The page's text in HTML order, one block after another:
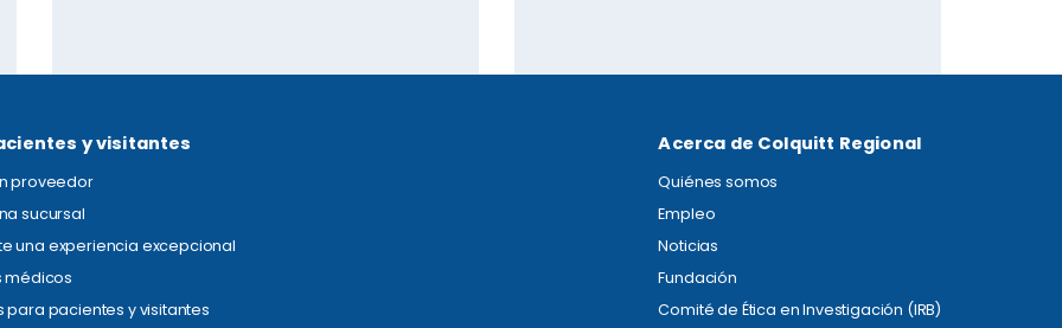
y visitantes
proveedor
sucursal
una experiencia excepcional
médicos
para pacientes y visitantes
Acerca de Colquitt Regional
Quiénes somos
Empleo
Noticias
Fundación
Comité de Ética en Investigación (IRB)